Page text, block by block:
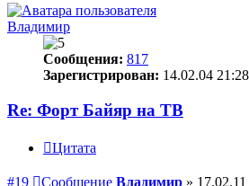
Владимир
Сообщения: 817
Зарегистрирован: 14.02.04 21:28
Re: Форт Байяр на ТВ
Цитата
#19 Сообщение Владимир »